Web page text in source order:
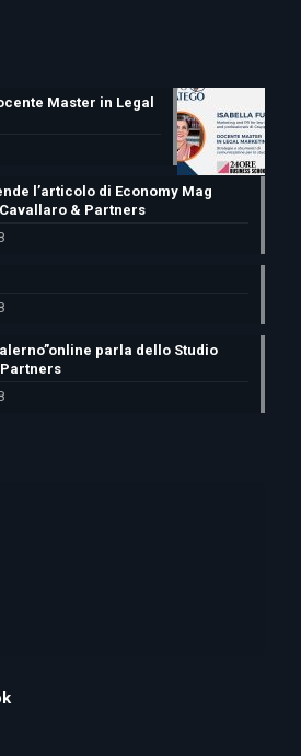
Master in Legal
l’articolo di Economy Mag
& Partners
parla dello Studio